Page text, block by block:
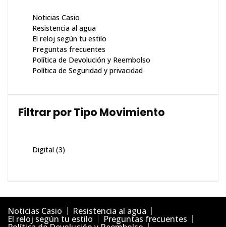
Noticias Casio
Resistencia al agua
El reloj según tu estilo
Preguntas frecuentes
Política de Devolución y Reembolso
Política de Seguridad y privacidad
Filtrar por Tipo Movimiento
Digital (3)
Noticias Casio Resistencia al agua
El reloj según tu estilo Preguntas frecuentes